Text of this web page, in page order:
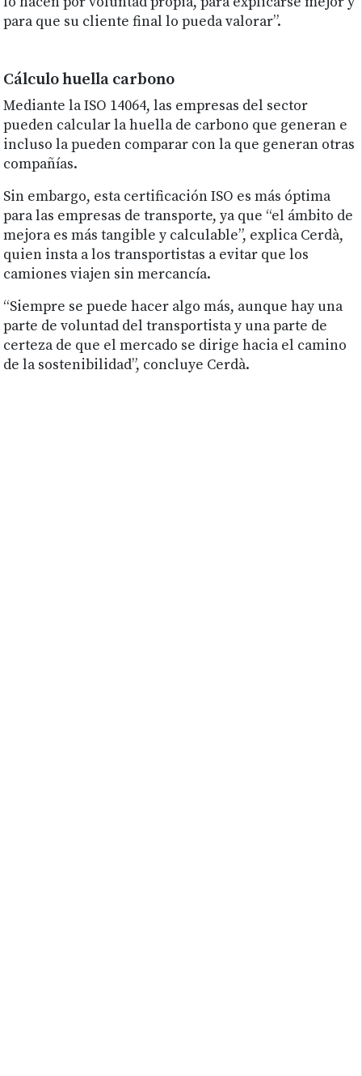
para que su cliente final lo pueda valorar”.
Cálculo huella carbono
Mediante la ISO 14064, las empresas del sector
pueden calcular la huella de carbono que generan e
incluso la pueden comparar con la que generan otras
compañías.
Sin embargo, esta certificación ISO es más óptima
para las empresas de transporte, ya que “el ámbito de
mejora es más tangible y calculable”, explica Cerdà,
quien insta a los transportistas a evitar que los
camiones viajen sin mercancía.
“Siempre se puede hacer algo más, aunque hay una
parte de voluntad del transportista y una parte de
certeza de que el mercado se dirige hacia el camino
de la sostenibilidad”, concluye Cerdà.